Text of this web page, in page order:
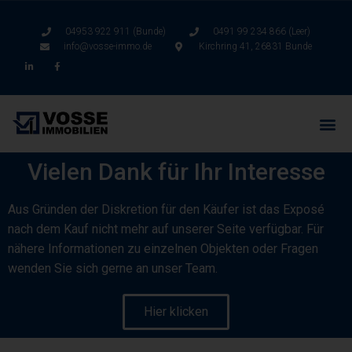
04953 922 911 (Bunde)
0491 99 234 866 (Leer)
info@vosse-immo.de
Kirchring 41, 26831 Bunde
Vielen Dank für Ihr Interesse
Aus Gründen der Diskretion für den Käufer ist das Exposé
nach dem Kauf nicht mehr auf unserer Seite verfügbar. Für
nähere Informationen zu einzelnen Objekten oder Fragen
wenden Sie sich gerne an unser Team.
Hier klicken